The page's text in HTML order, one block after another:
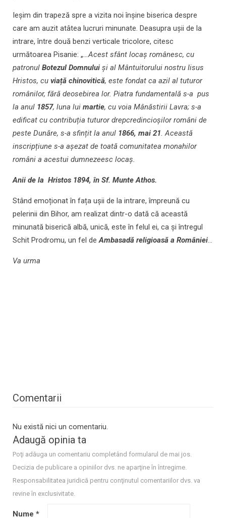
Ieșim din trapeză spre a vizita noi înșine biserica despre
care am auzit atâtea lucruri minunate. Deasupra ușii de la
intrare, între două benzi verticale tricolore, citesc
următoarea Pisanie: „…Acest sfânt locaș românesc, cu
patronul Botezul Domnului și al Mântuitorului nostru Iisus
Hristos, cu viață chinovitică, este fondat ca azil al tuturor
românilor, fără deosebirea lor. Piatra fundamentală s-a pus
la anul 1857, luna lui martie, cu voia Mânăstirii Lavra; s-a
edificat cu contribuția tuturor drepcredincioșilor români de
peste Dunăre, s-a sfințit la anul 1866, mai 21. Această
inscripțiune s-a așezat de toată comunitatea monahilor
români a acestui dumnezeesc locaș.
Anii de la Hristos 1894, în Sf. Munte Athos.
Stând emoționat în fața ușii de la intrare, împreună cu
pelerinii din Bihor, am realizat dintr-o dată că această
minunată biserică albă, unică, este în felul ei, ca și întregul
Schit Prodromu, un fel deAmbasadă religioasă a României…
Va urma
Comentarii
Nu există nici un comentariu.
Adaugă opinia ta
Poţi adăuga un comentariu completând formularul de mai jos.
Decizia de publicare a opiniilor dvs. ne aparţine în întregime.
Responsabilitatea juridică pentru conţinutul comentariilor dvs. va
revine în exclusivitate.
Nume *